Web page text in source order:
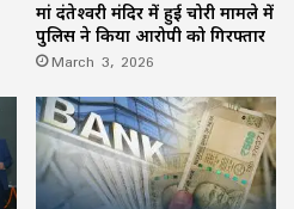
मां दंतेश्वरी मंदिर में हुई चोरी मामले में
पुलिस ने किया आरोपी को गिरफ्तार
March 3, 2026